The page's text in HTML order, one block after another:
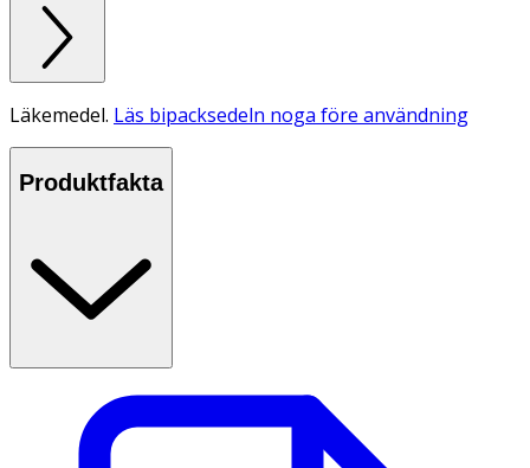
Läkemedel. Läs bipacksedeln noga före användning
Produktfakta